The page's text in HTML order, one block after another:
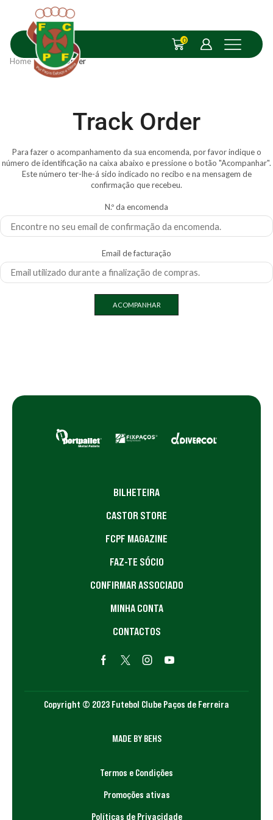
0
Home Track Order
Track Order
Para fazer o acompanhamento da sua encomenda, por favor indique o
número de identificação na caixa abaixo e pressione o botão "Acompanhar".
Este número ter-lhe-á sido indicado no recibo e na mensagem de
confirmação que recebeu.
N.º da encomenda
Email de facturação
ACOMPANHAR
BILHETEIRA
CASTOR STORE
FCPF MAGAZINE
FAZ-TE SÓCIO
CONFIRMAR ASSOCIADO
MINHA CONTA
CONTACTOS
Copyright © 2023 Futebol Clube Paços de Ferreira
MADE BY BEHS
Termos e Condições
Promoções ativas
Políticas de Privacidade